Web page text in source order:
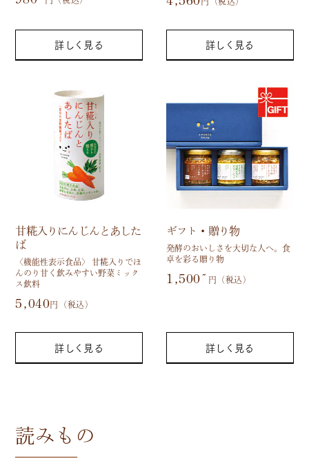
詳しく見る 詳しく見る
甘糀入りにんじんとあした
ば
〈機能性表示食品〉 甘糀入りでほ
んのり甘く飲みやすい野菜ミック
ス飲料
5,040円（税込）
詳しく見る
ギフト・贈り物
発酵のおいしさを大切な人へ。食
卓を彩る贈り物
1,500~ 円（税込）
詳しく見る
読みもの